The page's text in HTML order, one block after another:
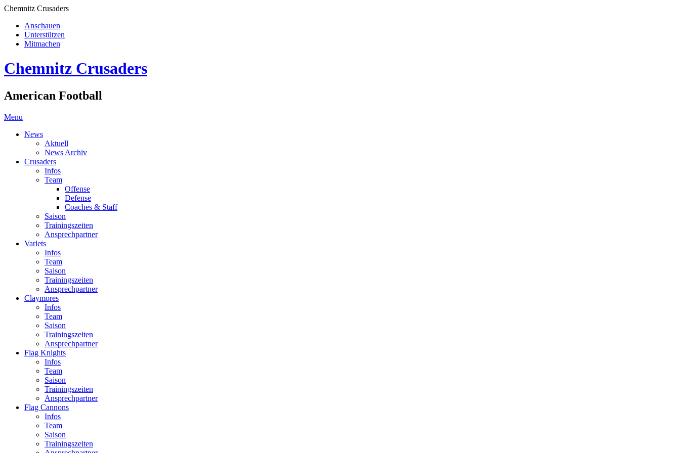
Chemnitz Crusaders
Anschauen
Unterstützen
Mitmachen
Chemnitz Crusaders
American Football
Menu
News
Aktuell
News Archiv
Crusaders
Infos
Team
Offense
Defense
Coaches & Staff
Saison
Trainingszeiten
Ansprechpartner
Varlets
Infos
Team
Saison
Trainingszeiten
Ansprechpartner
Claymores
Infos
Team
Saison
Trainingszeiten
Ansprechpartner
Flag Knights
Infos
Team
Saison
Trainingszeiten
Ansprechpartner
Flag Cannons
Infos
Team
Saison
Trainingszeiten